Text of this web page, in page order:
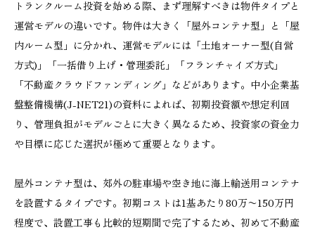
トランクルーム投資を始める際、まず理解すべきは物件タイプと
運営モデルの違いです。物件は大きく「屋外コンテナ型」と「屋
内ルーム型」に分かれ、運営モデルには「土地オーナー型(自営
方式)」「一括借り上げ・管理委託」「フランチャイズ方式」
「不動産クラウドファンディング」などがあります。中小企業基
盤整備機構(J-NET21)の資料によれば、初期投資額や想定利回
り、管理負担がモデルごとに大きく異なるため、投資家の資金力
や目標に応じた選択が極めて重要となります。
屋外コンテナ型は、郊外の駐車場や空き地に海上輸送用コンテナ
を設置するタイプです。初期コストは1基あたり80万〜150万円
程度で、設置工事も比較的短期間で完了するため、初めて不動産